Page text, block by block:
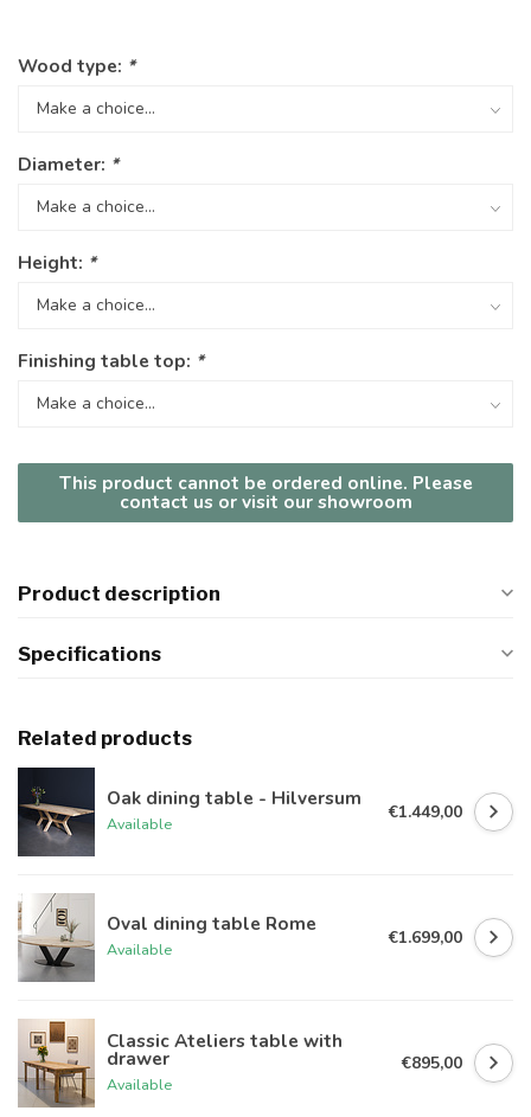
Wood type: *
Diameter: *
Height: *
Finishing table top: *
This product cannot be ordered online. Please
contact us or visit our showroom
Product description
Specifications
Related products
Oak dining table - Hilversum
Available
€1.449,00
Oval dining table Rome
Available
€1.699,00
Classic Ateliers table with
drawer
Available
€895,00